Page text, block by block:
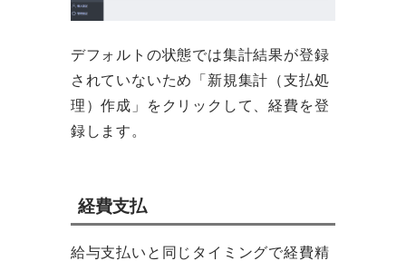
デフォルトの状態では集計結果が登録
されていないため「新規集計（支払処
理）作成」をクリックして、経費を登
録します。
経費支払
給与支払いと同じタイミングで経費精